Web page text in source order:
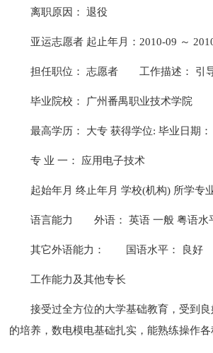
离职原因： 退役
亚运志愿者 起止年月：2010-09 ～
担任职位： 志愿者 工作描述： 引
毕业院校： 广州番禺职业技术学院
最高学历： 大专 获得学位: 毕业日期：
专 业 一： 应用电子技术
起始年月 终止年月 学校(机构) 所学专
语言能力 外语： 英语 一般 粤语水
其它外语能力： 国语水平： 良好
工作能力及其他专长
接受过全方位的大学基础教育，受到
的培养，数电模电基础扎实，能熟练操作各